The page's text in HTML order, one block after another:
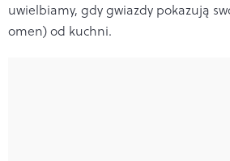
uwielbiamy, gdy gwiazdy pokazują
omen) od kuchni.